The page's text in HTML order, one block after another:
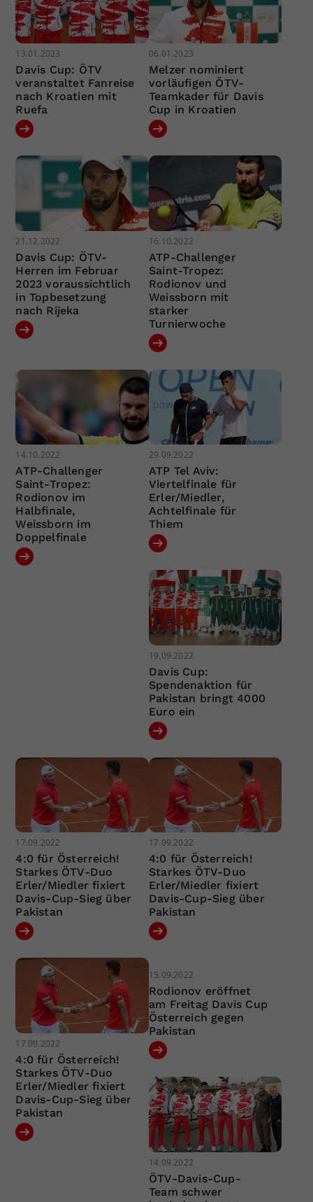
13.01.2023
Davis Cup: ÖTV
veranstaltet Fanreise
nach Kroatien mit
Ruefa
06.01.2023
Melzer nominiert
vorläufigen ÖTV-
Teamkader für Davis
Cup in Kroatien
21.12.2022
Davis Cup: ÖTV-
Herren im Februar
2023 voraussichtlich
in Topbesetzung
nach Rijeka
16.10.2022
ATP-Challenger
Saint-Tropez:
Rodionov und
Weissborn mit
starker
Turnierwoche
14.10.2022
ATP-Challenger
Saint-Tropez:
Rodionov im
Halbfinale,
Weissborn im
Doppelfinale
29.09.2022
ATP Tel Aviv:
Viertelfinale für
Erler/Miedler,
Achtelfinale für
Thiem
19.09.2022
Davis Cup:
Spendenaktion für
Pakistan bringt 4000
Euro ein
17.09.2022
4:0 für Österreich!
Starkes ÖTV-Duo
Erler/Miedler fixiert
Davis-Cup-Sieg über
Pakistan
17.09.2022
4:0 für Österreich!
Starkes ÖTV-Duo
Erler/Miedler fixiert
Davis-Cup-Sieg über
Pakistan
17.09.2022
4:0 für Österreich!
Starkes ÖTV-Duo
Erler/Miedler fixiert
Davis-Cup-Sieg über
Pakistan
15.09.2022
Rodionov eröffnet
am Freitag Davis Cup
Österreich gegen
Pakistan
14.09.2022
ÖTV-Davis-Cup-
Team schwer